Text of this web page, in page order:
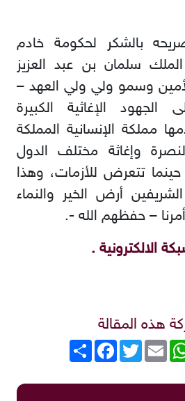
بالشكر لحكومة خادم
سلمان بن عبد العزيز
وسمو ولي ولي العهد –
الإغاثية الكبيرة
مملكة الإنسانية المملكة
لنصرة وإغاثة مختلف الدول
حينما تتعرض للأزمات، وهذا
أرض الخير والنماء
– حفظهم الله -.
الالكترونية .
هذه المقالة
انشر
FacebookTwitterEmail